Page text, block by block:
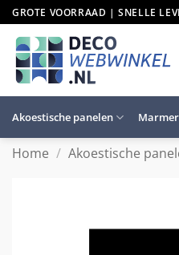
Ga
naar
inhoud
GROTE VOORRAAD | SNELLE
Akoestische panelen
Home / Akoestische